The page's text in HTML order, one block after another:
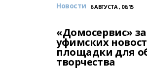
Новости 6 АВГУСТА , 06:15
«Домосервис»
уфимских
площадки для
творчества